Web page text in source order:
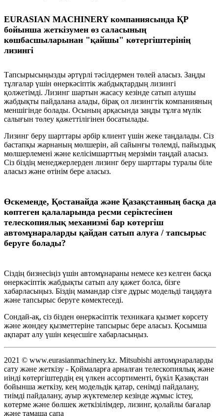
EURASIAN MACHINERY компаниясында ҚР
бойынша жеткізумен өз саласының
көшбасшыларынан "қайшы" көтергіштерінің
лизингі
Тапсырысыңызды әртүрлі тәсілдермен төлей аласыз. Заңды
тұлғалар үшін өнеркәсіптік жабдықтардың лизингі
қолжетімді. Лизинг шартын жасасу кезінде сатып алушы
жабдықты пайдалана алады, бірақ ол лизингтік компанияның
меншігінде болады. Осының арқасында заңды тұлға мүлік
салығын төлеу қажеттілігінен босатылады.
Лизинг беру шарттары әрбір клиент үшін жеке таңдалады. Сіз
бастапқы жарнаның мөлшерін, ай сайынғы төлемді, пайыздық
мөлшерлемені және келісімшарттың мерзімін таңдай аласыз.
Сіз біздің менеджерлерден лизинг беру шарттары туралы біле
аласыз және өтінім бере аласыз.
Өскеменде, Қостанайда және Қазақстанның басқа да
көптеген қалаларында ресми серіктесінен
телескопиялық механизмі бар көтергіш
автомұнараларды қайдан сатып алуға / тапсырыс
беруге болады?
Сіздің бизнесіңіз үшін автомұнараны немесе кез келген басқа
өнеркәсіптік жабдықты сатып алу қажет болса, бізге
хабарласыңыз. Біздің мамандар сізге дұрыс модельді таңдауға
және тапсырыс беруге көмектеседі.
Сондай-ақ, сіз бізден өнеркәсіптік техникаға қызмет көрсету
және жөндеу қызметтеріне тапсырыс бере аласыз. Қосымша
ақпарат алу үшін кеңесшіге хабарласыңыз.
2021 © www.eurasianmachinery.kz. Mitsubishi автомұнараларды
сату және жеткізу - Қоймаларға арналған телескопиялық және
иінді көтергіштердің ең үлкен ассортименті, бүкіл Қазақстан
бойынша жеткізу, кең модельдік қатар, сенімді пайдалану,
тиімді пайдалану, ауыр жүктемелер кезінде жұмыс істеу,
көтерме және бөлшек жеткізілімдер, лизинг, қолайлы бағалар
және тамаша сапа